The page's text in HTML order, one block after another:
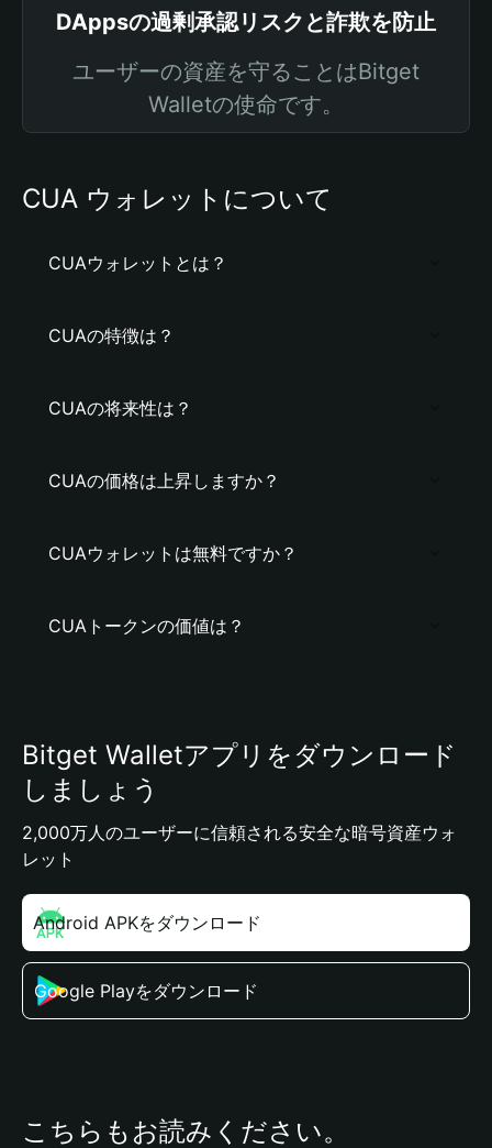
DAppsの過剰承認リスクと詐欺を防止
ユーザーの資産を守ることはBitget
Walletの使命です。
CUA ウォレットについて
CUAウォレットとは？
CUAの特徴は？
CUAの将来性は？
CUAの価格は上昇しますか？
CUAウォレットは無料ですか？
CUAトークンの価値は？
Bitget Walletアプリをダウンロード
しましょう
2,000万人のユーザーに信頼される安全な暗号資産ウォ
レット
Android APKをダウンロード
Google Playをダウンロード
こちらもお読みください。